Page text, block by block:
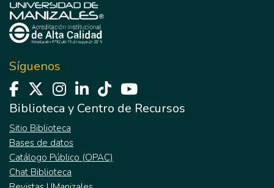
Síguenos
Biblioteca y Centro de Recursos
Sitio Biblioteca
Bases de datos
Catálogo Público (OPAC)
Chat Biblioteca